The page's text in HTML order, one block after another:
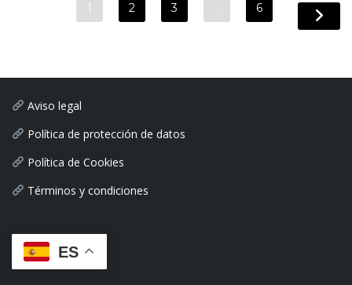
1 2 3 … 6
Aviso legal
Política de protección de datos
Política de Cookies
Términos y condiciones
ES